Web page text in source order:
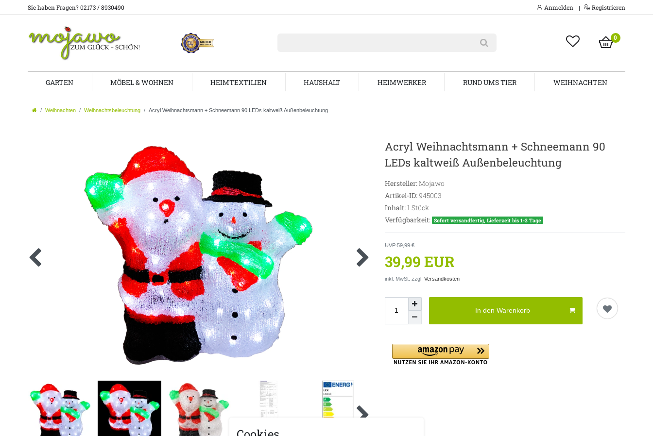
Sie haben Fragen? 02173 / 8930490 Anmelden | Registrieren
0
GARTEN MÖBEL & WOHNEN HEIMTEXTILIEN HAUSHALT HEIMWERKER RUND UMS TIER WEIHNACHTEN
Weihnachten Weihnachtsbeleuchtung Acryl Weihnachtsmann + Schneemann 90 LEDs kaltweiß Außenbeleuchtung
Acryl Weihnachtsmann + Schneemann 90
LEDs kaltweiß Außenbeleuchtung
Hersteller:Mojawo
Artikel-ID:945003
Inhalt:1 Stück
Verfügbarkeit: Sofort versandfertig, Lieferzeit bis 1-3 Tage
UVP 59,99 €
39,99 EUR
inkl. MwSt. zzgl. Versandkosten
In den Warenkorb